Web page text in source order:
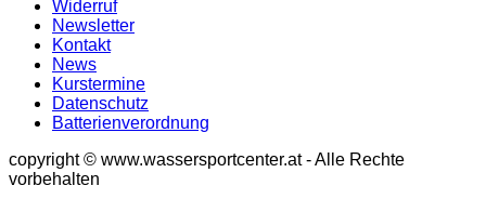
Widerruf
Newsletter
Kontakt
News
Kurstermine
Datenschutz
Batterienverordnung
copyright © www.wassersportcenter.at - Alle Rechte
vorbehalten